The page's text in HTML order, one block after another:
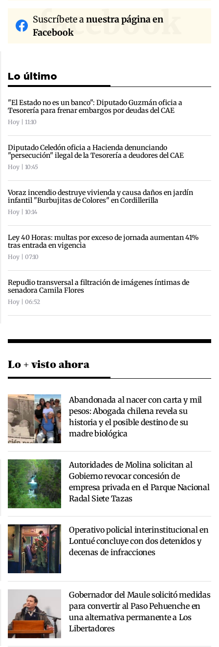
facebook
Suscríbete anuestra página en
Facebook
Lo último
"El Estado no es un banco": Diputado Guzmán oficia a
Tesorería para frenar embargos por deudas del CAE
Hoy | 11:10
Diputado Celedón oficia a Hacienda denunciando
"persecución" ilegal de la Tesorería a deudores del CAE
Hoy | 10:45
Voraz incendio destruye vivienda y causa daños en jardín
infantil "Burbujitas de Colores" en Cordillerilla
Hoy | 10:14
Ley 40 Horas: multas por exceso de jornada aumentan 41%
tras entrada en vigencia
Hoy | 07:10
Repudio transversal a filtración de imágenes íntimas de
senadora Camila Flores
Hoy | 06:52
Lo + visto ahora
Abandonada al nacer con carta y mil
pesos: Abogada chilena revela su
historia y el posible destino de su
madre biológica
Autoridades de Molina solicitan al
Gobierno revocar concesión de
empresa privada en el Parque Nacional
Radal Siete Tazas
Operativo policial interinstitucional en
Lontué concluye con dos detenidos y
decenas de infracciones
Gobernador del Maule solicitó medidas
para convertir al Paso Pehuenche en
una alternativa permanente a Los
Libertadores